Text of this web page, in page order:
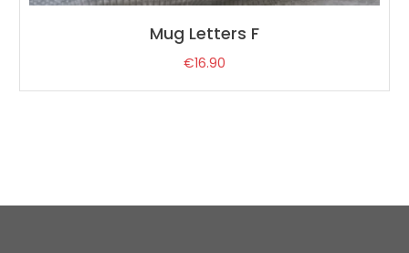
Mug Letters F
€16.90